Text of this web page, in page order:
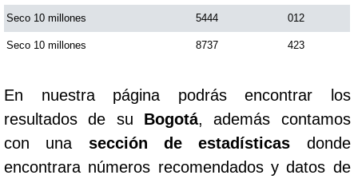
Saman de la suerte
Sinuano Día
Sinuano Noche
Seco 10 millones 5444 012
Seco 10 millones 8737 423
En nuestra página podrás encontrar los
resultados de su Bogotá, además contamos
con una sección de estadísticas donde
encontrara números recomendados y datos de